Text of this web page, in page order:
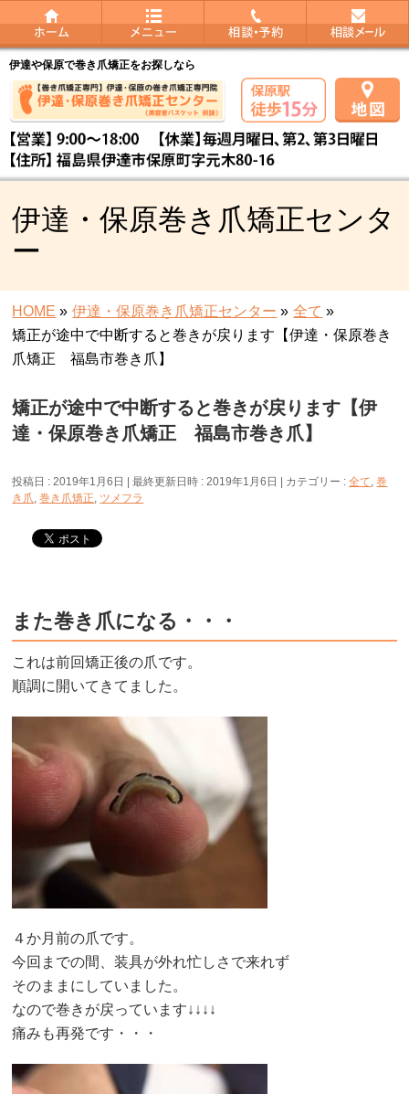
伊達や保原で巻き爪矯正をお探しなら
伊達・保原巻き爪矯正センタ
ー
HOME » 伊達・保原巻き爪矯正センター » 全て »
矯正が途中で中断すると巻きが戻ります【伊達・保原巻き
爪矯正 福島市巻き爪】
矯正が途中で中断すると巻きが戻ります【伊
達・保原巻き爪矯正 福島市巻き爪】
投稿日 : 2019年1月6日 最終更新日時 : 2019年1月6日 カテゴリー :全て,巻
き爪,巻き爪矯正, ツメフラ
また巻き爪になる・・・
これは前回矯正後の爪です。
順調に開いてきてました。
４か月前の爪です。
今回までの間、装具が外れ忙しさで来れず
そのままにしていました。
なので巻きが戻っています↓↓↓↓
痛みも再発です・・・